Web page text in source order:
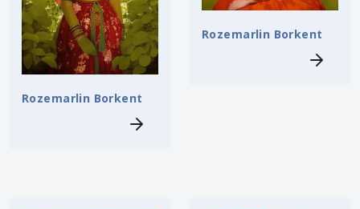
Rozemarlin Borkent
Rozemarlin Borkent